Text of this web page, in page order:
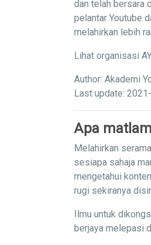
dan telah bersara
pelantar Youtube
melahirkan lebih
Lihat organisasi
Author: Akademi
Last update:
Apa
Melahirkan
sesiapa sahaja
mengetahui
rugi sekiranya
Ilmu untuk
berjaya melepasi